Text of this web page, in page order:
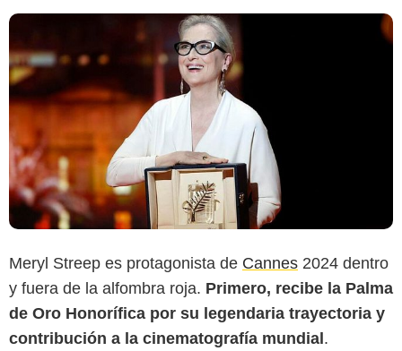
Meryl Streep es protagonista de Cannes 2024 dentro
y fuera de la alfombra roja. Primero, recibe la Palma
de Oro Honorífica por su legendaria trayectoria y
contribución a la cinematografía mundial.
Getty